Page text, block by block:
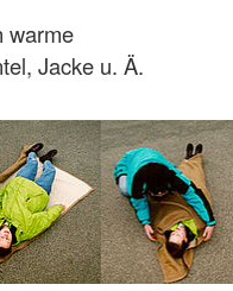
warme
Jacke u. Ä.